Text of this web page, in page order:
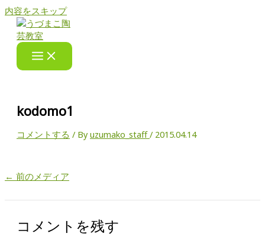
内容をスキップ
kodomo1
コメントする / Byuzumako_staff/ 2015.04.14
← 前のメディア
コメントを残す